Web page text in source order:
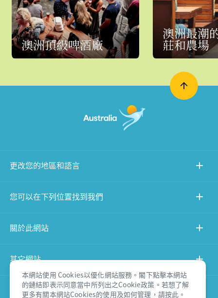
澳洲頂級啤酒廠
澳洲最潮
莊和農場
本網站使用 Cookies以優化網站服務。閣下點擊本網站
的鏈結即表示同意當中所列出之Cookie政策。若想了解
更多有關本網站Cookies的使用及如何管理， 請按此 。
更改您的地區和語言
您可以在下列位置找到我們
關於此網站
其它網站
產品免責聲明